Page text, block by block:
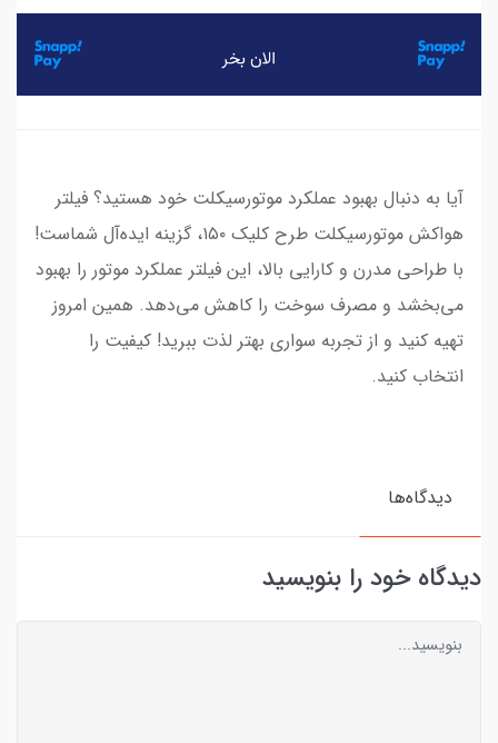
آیا به دنبال بهبود عملکرد موتورسیکلت خود هستید؟ فیلتر
هواکش موتورسیکلت طرح کلیک ۱۵۰، گزینه ایده‌آل شماست!
با طراحی مدرن و کارایی بالا، این فیلتر عملکرد موتور را بهبود
می‌بخشد و مصرف سوخت را کاهش می‌دهد. همین امروز
تهیه کنید و از تجربه سواری بهتر لذت ببرید! کیفیت را
انتخاب کنید.
دیدگاه‌ها
دیدگاه خود را بنویسید